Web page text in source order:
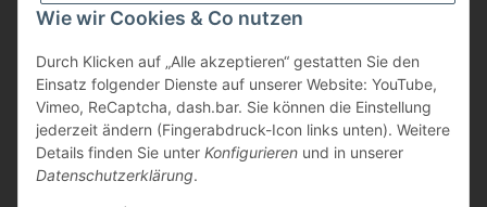
Wie wir Cookies & Co nutzen
Durch Klicken auf „Alle akzeptieren“ gestatten Sie den
Einsatz folgender Dienste auf unserer Website: YouTube,
Vimeo, ReCaptcha, dash.bar. Sie können die Einstellung
jederzeit ändern (Fingerabdruck-Icon links unten). Weitere
Details finden Sie unter Konfigurieren und in unserer
Datenschutzerklärung.
Zahlungsarten